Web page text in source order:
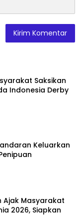
Saksikan
Indonesia Derby
Keluarkan
Ajak Masyarakat
2026, Siapkan